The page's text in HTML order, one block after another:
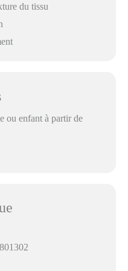
du tissu
ou enfant à partir de